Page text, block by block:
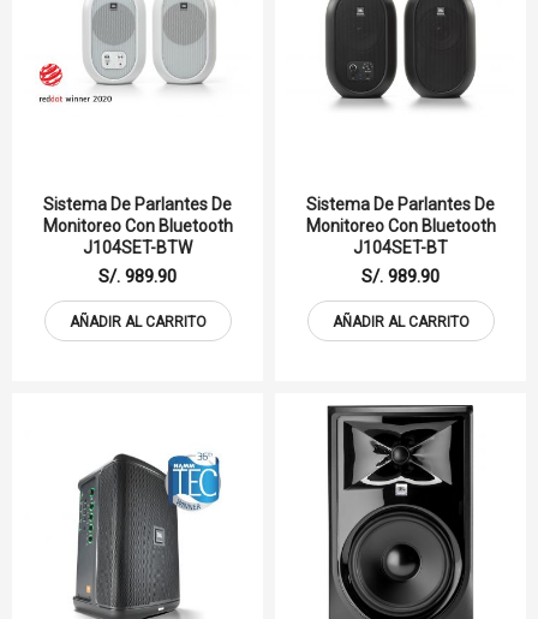
Sistema De Parlantes De
Monitoreo Con Bluetooth
J104SET-BTW
S/. 989.90
AÑADIR AL CARRITO
Sistema De Parlantes De
Monitoreo Con Bluetooth
J104SET-BT
S/. 989.90
AÑADIR AL CARRITO